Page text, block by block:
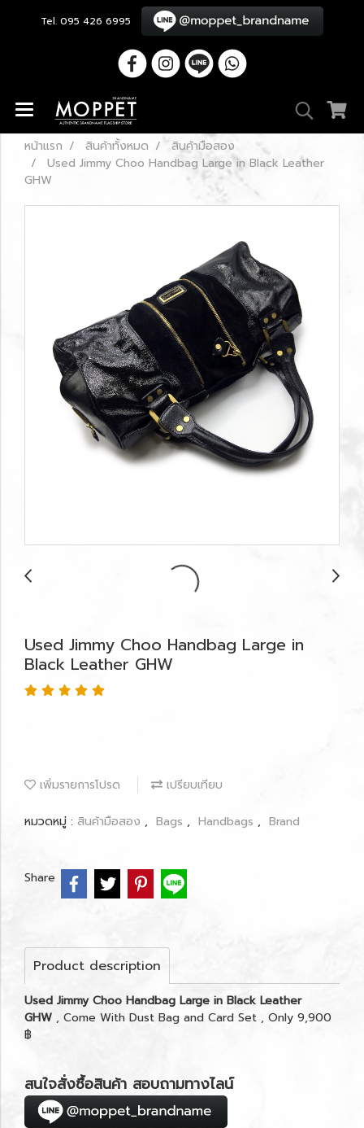
Tel. 095 426 6995
หน้าแรก สินค้าทั้งหมด
สินค้ามือสอง
Used Jimmy Choo Handbag Large in Black Leather
GHW
Used Jimmy Choo Handbag Large in
Black Leather GHW
เพิ่มรายการโปรด เปรียบเทียบ
หมวดหมู่ : สินค้ามือสอง , Bags , Handbags , Brand
Share
Product description
Used Jimmy Choo Handbag Large in Black Leather
GHW , Come With Dust Bag and Card Set , Only 9,900
฿
สนใจสั่งซื้อสินค้า สอบถามทางไลน์